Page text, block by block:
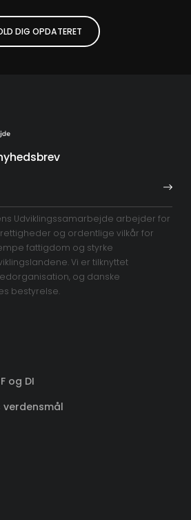
DIG OPDATERET
Udviklingssamarbejde arbejder for
og ordentlige vilkår for
fattigdom og styrke
Vi er tilknyttet
og danske
bestyrelse.
og DI
verdensmål